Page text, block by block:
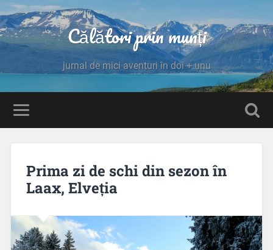
Călători prin munți
jurnal de mici aventuri în doi + unu
Prima zi de schi din sezon în
Laax, Elveția